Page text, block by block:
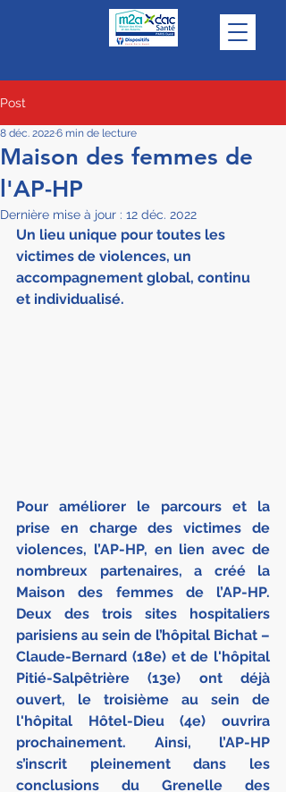
Post
Maison des femmes de
l'AP-HP
8 déc. 20226 min de lecture
Dernière mise à jour : 12 déc. 2022
Un lieu unique pour toutes les
victimes de violences, un
accompagnement global, continu
et individualisé.
Pour améliorer le parcours et la
prise en charge des victimes de
violences, l’AP-HP, en lien avec de
nombreux partenaires, a créé la
Maison des femmes de l’AP-HP.
Deux des trois sites hospitaliers
parisiens au sein de l’hôpital Bichat –
Claude-Bernard (18e) et de l'hôpital
Pitié-Salpêtrière (13e) ont déjà
ouvert, le troisième au sein de
l'hôpital Hôtel-Dieu (4e) ouvrira
prochainement. Ainsi, l’AP-HP
s’inscrit pleinement dans les
conclusions du Grenelle des